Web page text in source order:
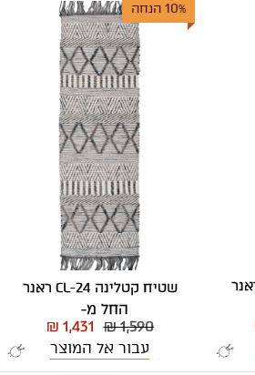
10% הנחה
שטיח קטלינה CL-24 ראנר
החל מ-
₪ 1,590
₪ 1,431
עבור אל המוצר